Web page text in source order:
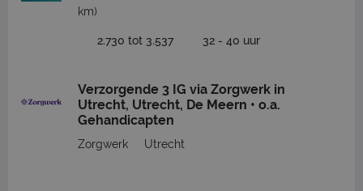
km)
2.730 tot 3.537 32 - 40 uur
Verzorgende 3 IG via Zorgwerk in
Utrecht, Utrecht, De Meern • o.a.
Gehandicapten
Zorgwerk Utrecht